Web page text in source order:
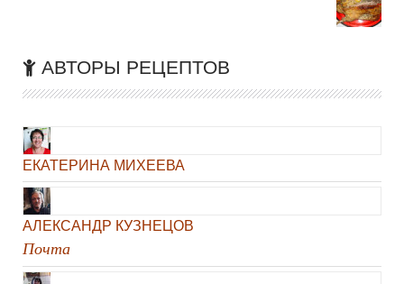
АВТОРЫ РЕЦЕПТОВ
ЕКАТЕРИНА МИХЕЕВА
АЛЕКСАНДР КУЗНЕЦОВ
Почта